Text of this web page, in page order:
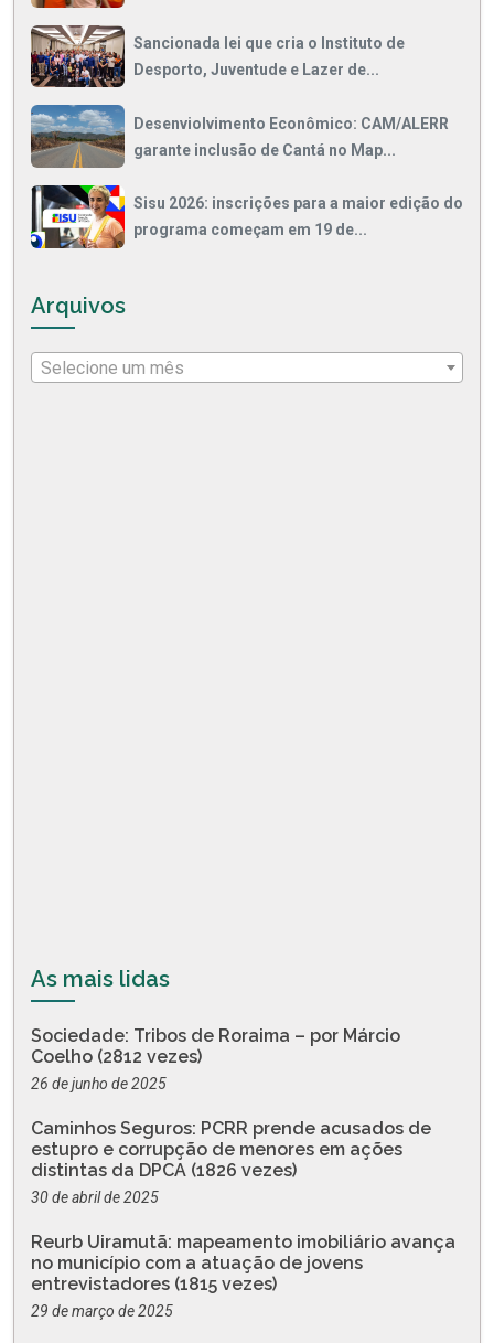
Sancionada lei que cria o Instituto de
Desporto, Juventude e Lazer de...
Desenviolvimento Econômico: CAM/ALERR
garante inclusão de Cantá no Map...
Sisu 2026: inscrições para a maior edição do
programa começam em 19 de...
Arquivos
Selecione um mês
As mais lidas
Sociedade: Tribos de Roraima – por Márcio
Coelho (2812 vezes)
26 de junho de 2025
Caminhos Seguros: PCRR prende acusados de
estupro e corrupção de menores em ações
distintas da DPCA (1826 vezes)
30 de abril de 2025
Reurb Uiramutã: mapeamento imobiliário avança
no município com a atuação de jovens
entrevistadores (1815 vezes)
29 de março de 2025